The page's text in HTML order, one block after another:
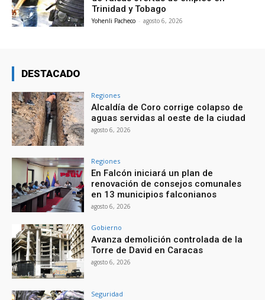
Trinidad y Tobago
Yohenli Pacheco - agosto 6, 2026
DESTACADO
Regiones
Alcaldía de Coro corrige colapso de
aguas servidas al oeste de la ciudad
agosto 6, 2026
Regiones
En Falcón iniciará un plan de
renovación de consejos comunales
en 13 municipios falconianos
agosto 6, 2026
Gobierno
Avanza demolición controlada de la
Torre de David en Caracas
agosto 6, 2026
Seguridad